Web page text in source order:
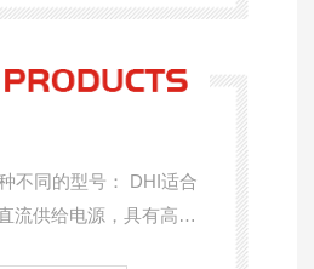
不同的型号： DHI适合
流供给电源，具有高性